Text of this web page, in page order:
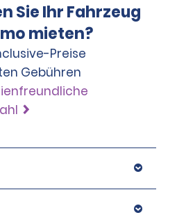
Sie Ihr Fahrzeug
mieten?
Preise
Gebühren